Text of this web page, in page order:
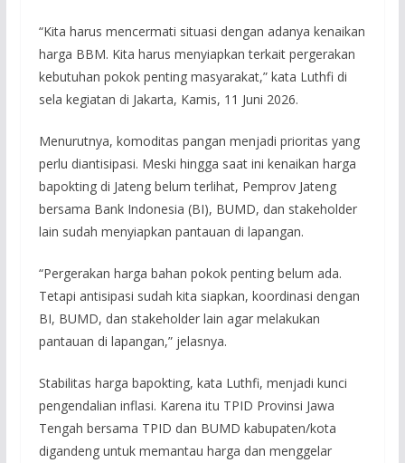
“Kita harus mencermati situasi dengan adanya kenaikan
harga BBM. Kita harus menyiapkan terkait pergerakan
kebutuhan pokok penting masyarakat,” kata Luthfi di
sela kegiatan di Jakarta, Kamis, 11 Juni 2026.
Menurutnya, komoditas pangan menjadi prioritas yang
perlu diantisipasi. Meski hingga saat ini kenaikan harga
bapokting di Jateng belum terlihat, Pemprov Jateng
bersama Bank Indonesia (BI), BUMD, dan stakeholder
lain sudah menyiapkan pantauan di lapangan.
“Pergerakan harga bahan pokok penting belum ada.
Tetapi antisipasi sudah kita siapkan, koordinasi dengan
BI, BUMD, dan stakeholder lain agar melakukan
pantauan di lapangan,” jelasnya.
Stabilitas harga bapokting, kata Luthfi, menjadi kunci
pengendalian inflasi. Karena itu TPID Provinsi Jawa
Tengah bersama TPID dan BUMD kabupaten/kota
digandeng untuk memantau harga dan menggelar